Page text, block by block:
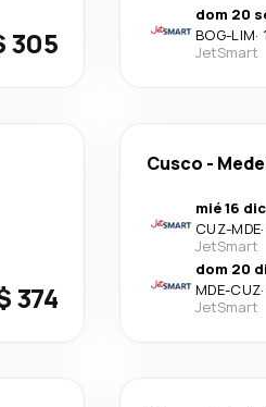
305
dom 20
BOG-LIM·
JetSmart
374
Cusco -
mié 16
CUZ-MDE·
JetSmart
dom 20
MDE-CUZ·
JetSmart